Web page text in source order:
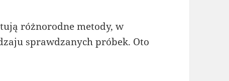
różnorodne metody, w
sprawdzanych próbek. Oto